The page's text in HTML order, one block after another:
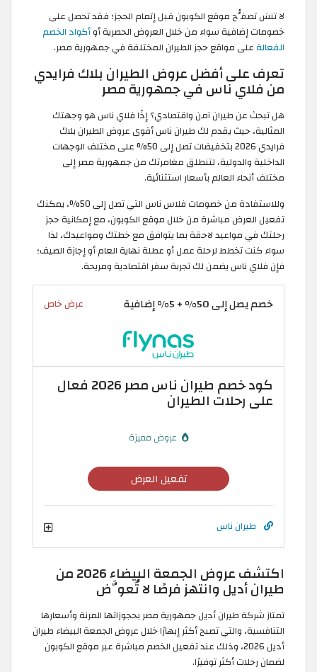
لا تنسَ تصفُّح موقع الكوبون قبل إتمام الحجز؛ فقد تحصل على
خصومات إضافية سواء من خلال العروض الحصرية أوأكواد الخصم
الفعالةعلى مواقع حجز الطيران المختلفة في جمهورية مصر.
تعرف على أفضل عروض الطيران بلاك فرايدي
من فلاي ناس في جمهورية مصر
هل تبحث عن طيران آمن واقتصادي؟ إذًا فلاي ناس هو وجهتك
المثالية، حيث يقدم لك طيران ناس أقوى عروض الطيران بلاك
فرايدي 2026 بتخفيضات تصل إلى 50% على مختلف الوجهات
الداخلية والدولية، لتنطلق مغامرتك من جمهورية مصر إلى
مختلف أنحاء العالم بأسعار استثنائية.
وللاستفادة من خصومات فلاس ناس التي تصل إلى 50%، يمكنك
تفعيل العرض مباشرة من خلال موقع الكوبون، مع إمكانية حجز
رحلتك في مواعيد لاحقة بما يتوافق مع خطتك ومواعيدك، لذا
سواء كنت تخطط لرحلة عمل أو عطلة نهاية العام أو إجازة الصيف؛
فإن فلاي ناس يضمن لك تجربة سفر اقتصادية ومريحة.
خصم يصل إلى 50% + 5% إضافية عرض خاص
كود خصم طيران ناس مصر 2026 فعال
على رحلات الطيران
عروض مميزة
تفعيل العرض
طيران ناس
اكتشف عروض الجمعة البيضاء 2026 من
طيران أديل وانتهز فرصًا لا تُعوَّض
تمتاز شركة طيران أديل جمهورية مصر بحجوزاتها المرنة وأسعارها
التنافسية، والتي تصبح أكثر إبهارًا خلال عروض الجمعة البيضاء طيران
أديل 2026، وذلك عند تفعيل الخصم مباشرة عبر موقع الكوبون
لضمان رحلات أكثر توفيرًا.